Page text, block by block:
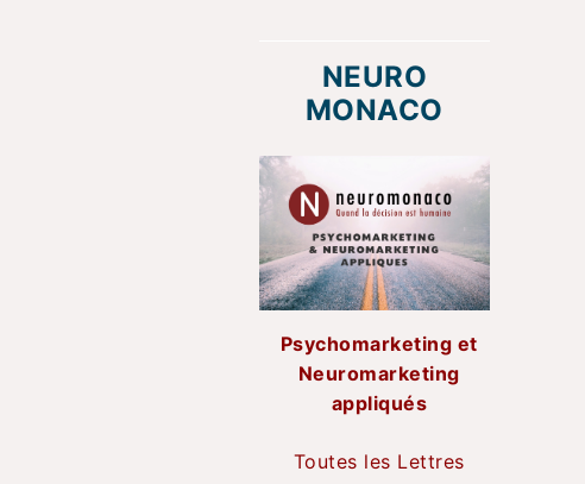
NEURO
MONACO
Psychomarketing et
Neuromarketing
appliqués
Toutes les Lettres